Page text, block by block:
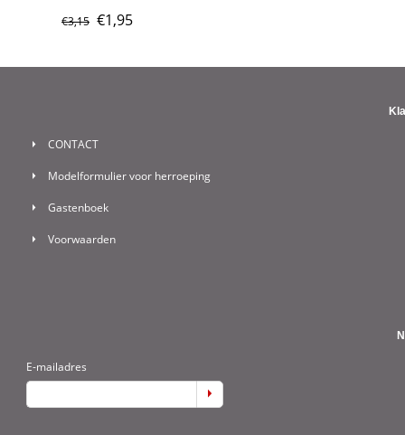
€3,15 €1,95
CONTACT
Modelformulier voor herroeping
Gastenboek
Voorwaarden
E-mailadres